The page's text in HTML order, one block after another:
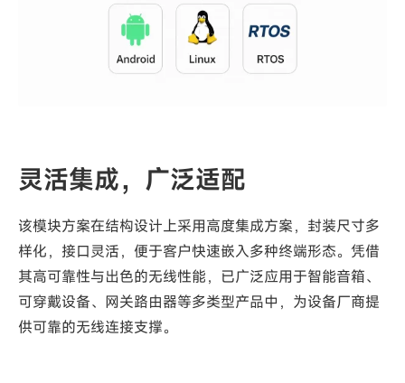
灵活集成，广泛适配
该模块方案在结构设计上采用高度集成方案，封装尺寸多
样化，接口灵活，便于客户快速嵌入多种终端形态。凭借
其高可靠性与出色的无线性能，已广泛应用于智能音箱、
可穿戴设备、网关路由器等多类型产品中，为设备厂商提
供可靠的无线连接支撑。